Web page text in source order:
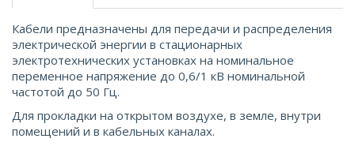
Кабели предназначены для передачи и распределения
электрической энергии в стационарных
электротехнических установках на номинальное
переменное напряжение до 0,6/1 кВ номинальной
частотой до 50 Гц.
Для прокладки на открытом воздухе, в земле, внутри
помещений и в кабельных каналах.